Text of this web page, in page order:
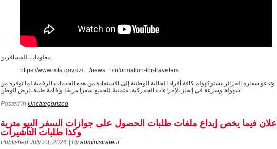
معلومات للمسافرين
https://www.mfa.gov.dz/…/news…/information-for-travelers
وتدعو سفارة الجزائر بستوكهولم كافة أفراد الجالية الوطنية إلى الاستفادة من هذه الخدمات الرقمية لما توفره من
سهولة وسرعة في إنجاز الإجراءات الجمركية، متمنيةً للجميع سفرًا مريحًا وإقامةً طيبة بأرض الوطن.
Posted in Uncategorized
اعلان فيما يخص إيداع ملفات طلبات الحصول على جوازات السفر البيو مترية
وكذا طلبات التأشيرات
Published July 23, 2026 By administrateur